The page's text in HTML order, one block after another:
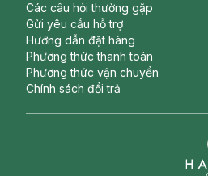
Các câu hỏi thường gặp
Gửi yêu cầu hỗ trợ
Hướng dẫn đặt hàng
Phương thức thanh toán
Phương thức vận chuyển
Chính sách đổi trả